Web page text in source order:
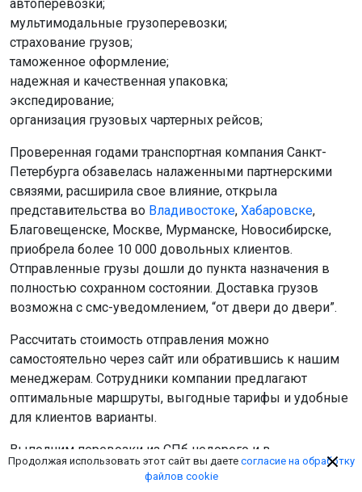
автоперевозки;
мультимодальные грузоперевозки;
страхование грузов;
таможенное оформление;
надежная и качественная упаковка;
экспедирование;
организация грузовых чартерных рейсов;
Проверенная годами транспортная компания Санкт-
Петербурга обзавелась налаженными партнерскими
связями, расширила свое влияние, открыла
представительства во Владивостоке, Хабаровске,
Благовещенске, Москве, Мурманске, Новосибирске,
приобрела более 10 000 довольных клиентов.
Отправленные грузы дошли до пункта назначения в
полностью сохранном состоянии. Доставка грузов
возможна с смс-уведомлением, “от двери до двери”.
Рассчитать стоимость отправления можно
самостоятельно через сайт или обратившись к нашим
менеджерам. Сотрудники компании предлагают
оптимальные маршруты, выгодные тарифы и удобные
для клиентов варианты.
Выполним перевозки из СПб недорого и в
оговоренные сроки, без задержек и нарушения
Продолжая использовать этот сайт вы даете согласие на обработку
файлов cookie